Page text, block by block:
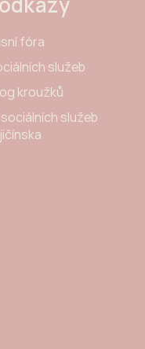
fóra
služeb
kroužků
služeb